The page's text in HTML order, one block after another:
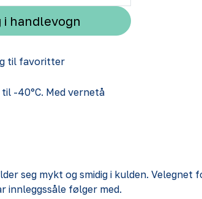
i handlevogn
til favoritter
-40°C. Med vernetå
seg mykt og smidig i kulden. Velegnet
følger med.